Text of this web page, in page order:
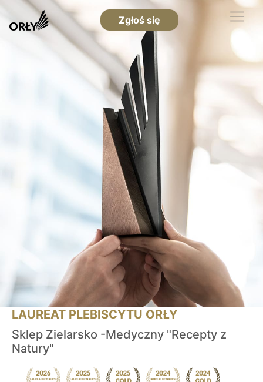
Zgłoś się
LAUREAT PLEBISCYTU ORŁY
Sklep Zielarsko -Medyczny "Recepty z
Natury"